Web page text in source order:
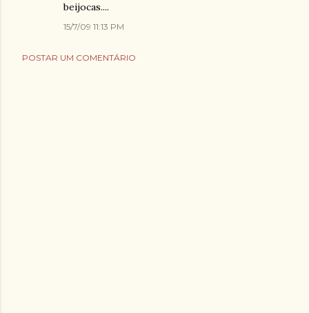
beijocas....
15/7/09 11:13 PM
POSTAR UM COMENTÁRIO